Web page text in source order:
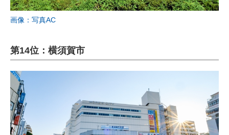
画像：写真AC
第14位：横須賀市